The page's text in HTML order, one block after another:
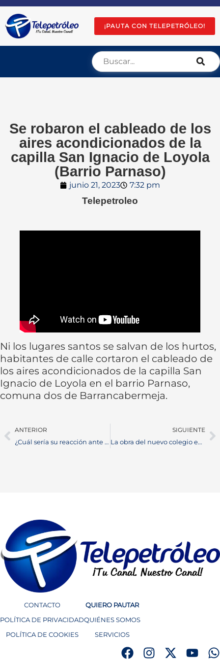
¡PAUTA CON TELEPETRÓLEO!
Se robaron el cableado de los
aires acondicionados de la
capilla San Ignacio de Loyola
(Barrio Parnaso)
junio 21, 2023 7:32 pm
Telepetroleo
Ni los lugares santos se salvan de los hurtos,
habitantes de calle cortaron el cableado de
los aires acondicionados de la capilla San
Ignacio de Loyola en el barrio Parnaso,
comuna dos de Barrancabermeja.
ANTERIOR
¿Cuál sería su reacción ante una pelea entre mujeres en vía publica?
SIGUIENTE
La obra del nuevo colegio en Ciénaga del Opón avanza en un 35%
CONTACTO
POLÍTICA DE PRIVACIDAD
POLÍTICA DE COOKIES
QUIERO PAUTAR
QUIÉNES SOMOS
SERVICIOS